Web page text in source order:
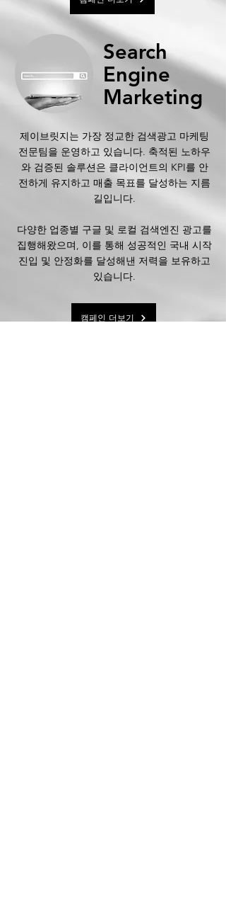
Search
Engine
Marketing
제이브릿지는 가장 정교한 검색광고 마케팅
전문팀을 운영하고 있습니다. 축적된 노하우
와 검증된 솔루션은 클라이언트의 KPI를 안
전하게 유지하고 매출 목표를 달성하는 지름
길입니다.
​다양한 업종별 구글 및 로컬 검색엔진 광고를
집행해왔으며, 이를 통해 성공적인 국내 시작
진입 및 안정화를 달성해낸 저력을 보유하고
있습니다.
캠페인 더보기